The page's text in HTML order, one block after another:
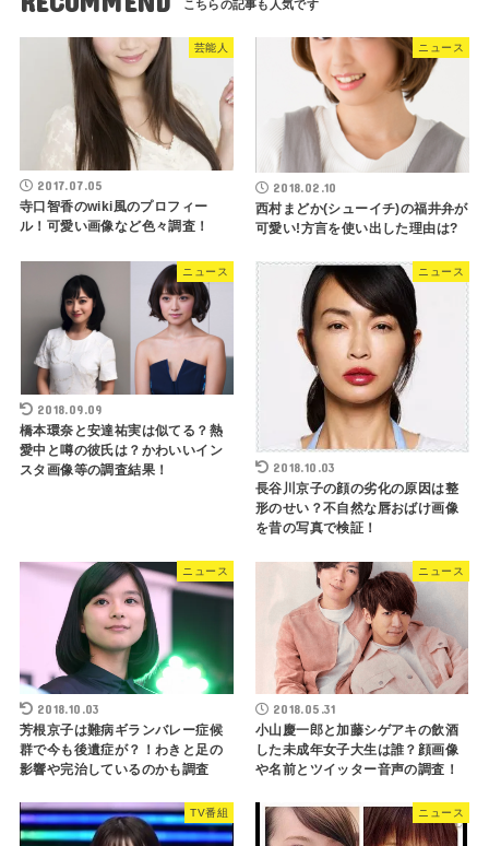
芸能人
2017.07.05
寺口智香のwiki風のプロフィー
ル！可愛い画像など色々調査！
ニュース
2018.02.10
西村まどか(シューイチ)の福井弁が
可愛い!方言を使い出した理由は?
ニュース
2018.09.09
橋本環奈と安達祐実は似てる？熱
愛中と噂の彼氏は？かわいいイン
スタ画像等の調査結果！
ニュース
2018.10.03
長谷川京子の顔の劣化の原因は整
形のせい？不自然な唇おばけ画像
を昔の写真で検証！
ニュース
2018.10.03
芳根京子は難病ギランバレー症候
群で今も後遺症が？！わきと足の
影響や完治しているのかも調査
ニュース
2018.05.31
小山慶一郎と加藤シゲアキの飲酒
した未成年女子大生は誰？顔画像
や名前とツイッター音声の調査！
TV番組 ニュース